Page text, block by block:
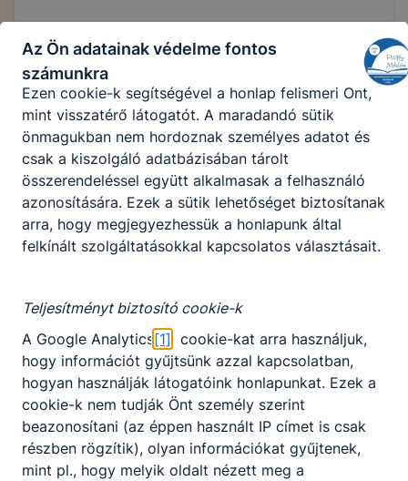
KATEGÓRIÁK
Erasmus+ nyári gyakorlatok
2025. augusztus 22. Igazgatóság
Az Ön adatainak védelme fontos
számunkra
A “maradandó sütik” (persistent cookie) a honlap
elhagyását követően is tárolódnak a számítógépen,
notebookon vagy mobileszközön.
Ezen cookie-k segítségével a honlap felismeri Önt,
mint visszatérő látogatót. A maradandó sütik
önmagukban nem hordoznak személyes adatot és
csak a kiszolgáló adatbázisában tárolt
összerendeléssel együtt alkalmasak a felhasználó
azonosítására. Ezek a sütik lehetőséget biztosítanak
arra, hogy megjegyezhessük a honlapunk által
felkínált szolgáltatásokkal kapcsolatos választásait.
Teljesítményt biztosító cookie-k
A Google Analytics [1] cookie-kat arra használjuk,
hogy információt gyűjtsünk azzal kapcsolatban,
hogyan használják látogatóink honlapunkat. Ezek a
cookie-k nem tudják Önt személy szerint
beazonosítani (az éppen használt IP címet is csak
részben rögzítik), olyan információkat gyűjtenek,
mint pl., hogy melyik oldalt nézett meg a